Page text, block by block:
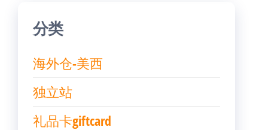
分类
海外仓-美西
独立站
礼品卡giftcard